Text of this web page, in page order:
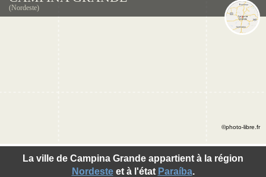
(Nordeste)
La ville de Campina Grande appartient à la région
Nordesteet à l'état Paraíba.
©photo-libre.fr